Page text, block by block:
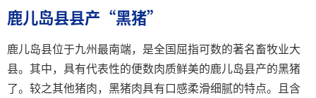
鹿儿岛县县产“黑猪”
鹿儿岛县位于九州最南端，是全国屈指可数的著名畜牧业大
县。其中，具有代表性的便数肉质鲜美的鹿儿岛县产的黑猪
了。较之其他猪肉，黑猪肉具有口感柔滑细腻的特点。且含